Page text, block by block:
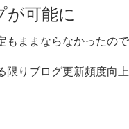
が可能に
もままならなかったので
限りブログ更新頻度向上